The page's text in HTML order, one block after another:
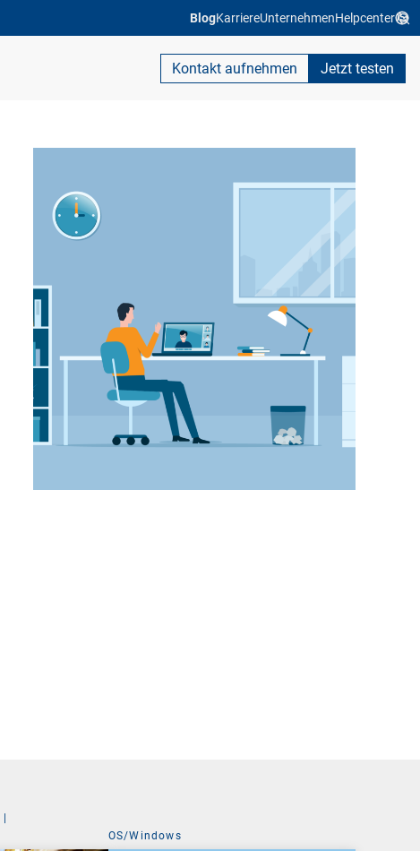
BlogKarriereUnternehmenHelpcenter
Kontakt aufnehmen Jetzt testen
|
OS/Windows